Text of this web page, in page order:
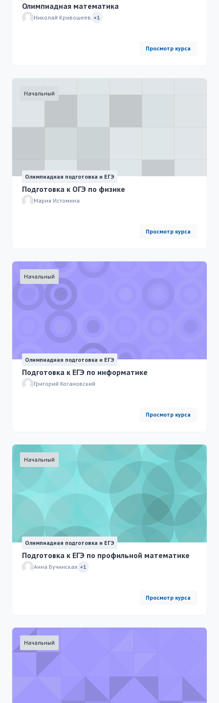
Олимпиадная математика
Николай Кривошеев +1
Просмотр курса
Начальный
Олимпиадная подготовка и ЕГЭ
Подготовка к ОГЭ по физике
Мария Истомина
Просмотр курса
Начальный
Олимпиадная подготовка и ЕГЭ
Подготовка к ЕГЭ по информатике
Григорий Когановский
Просмотр курса
Начальный
Олимпиадная подготовка и ЕГЭ
Подготовка к ЕГЭ по профильной математике
Анна Бучинская +1
Просмотр курса
Начальный